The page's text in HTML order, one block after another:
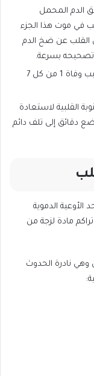
الدم المحمل
في موت هذا الجزء
القلب عن ضخ الدم
تصحيحه بسرعة.
تصيب أزمات القلب 635 ألف شخص وتسبب وفاة 1 من كل 7
القلبية لاستعادة
دقائق إلى تلف دائم
الأوعية الدموية
مادة لزجة من
وهي نادرة الحدوث